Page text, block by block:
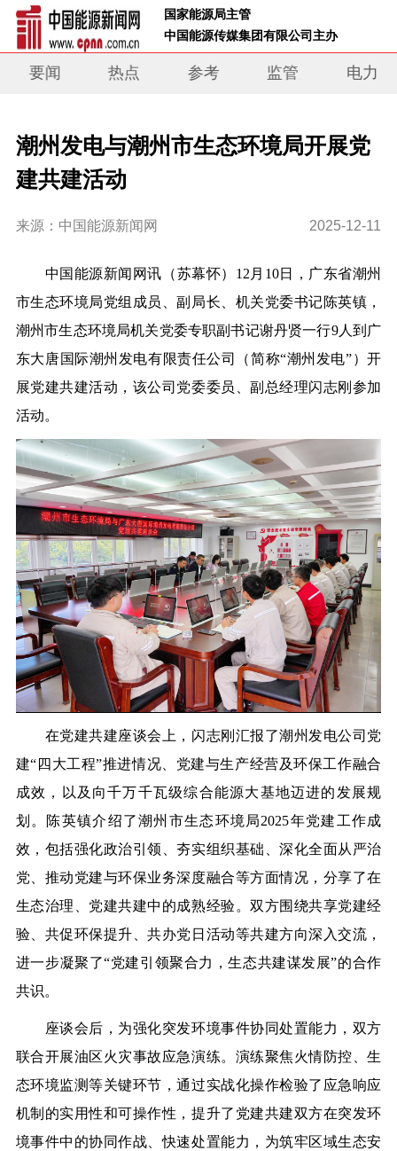
国家能源局主管
中国能源传媒集团有限公司主办
要闻 热点 参考 监管 电力
潮州发电与潮州市生态环境局开展党
建共建活动
来源：中国能源新闻网 2025-12-11
中 国能源新闻网讯 （苏幕怀） 12月10日， 广东省潮州
市生态环境局党组成员、副局长、机关党委书记陈英镇，
潮州市生态环境局机关党委专职副书记谢丹贤一行9人到 广
东大唐国际潮州发电有限责任公司（简称“潮州发电”）开
展党建共建活动，该公司党委委员、副总经理闪志刚参加
活动。
在党建共建座谈会上，闪志刚汇报了潮州发电公司党
建“四大工程”推进情况、党建与生产经营及环保工作融合
成效，以及向千万千瓦级综合能源大基地迈进的发展规
划。陈英镇介绍了潮州市生态环境局2025年党建工作成
效，包括强化政治引领、夯实组织基础、深化全面从严治
党、推动党建与环保业务深度融合等方面情况，分享了在
生态治理、党建共建中的成熟经验。双方围绕共享党建经
验、共促环保提升、共办党日活动等共建方向深入交流，
进一步凝聚了“党建引领聚合力，生态共建谋发展”的合作
共识。
座谈会后，为强化突发环境事件协同处置能力，双方
联合开展油区火灾事故应急演练。演练聚焦火情防控、生
态环境监测等关键环节，通过实战化操作检验了应急响应
机制的实用性和可操作性，提升了党建共建双方在突发环
境事件中的协同作战、快速处置能力，为筑牢区域生态安